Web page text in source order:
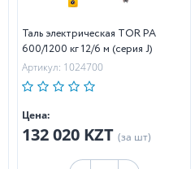
Таль электрическая TOR PA
600/1200 кг 12/6 м (серия J)
Артикул: 1024700
Цена:
132 020 KZT (за шт)